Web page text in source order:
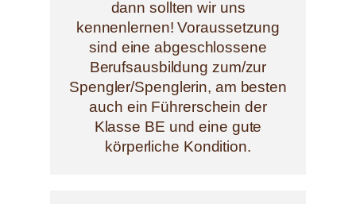
dann sollten wir uns
kennenlernen! Voraussetzung
sind eine abgeschlossene
Berufsausbildung zum/zur
Spengler/Spenglerin, am besten
auch ein Führerschein der
Klasse BE und eine gute
körperliche Kondition.